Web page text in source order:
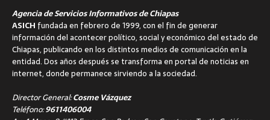
Agencia de Servicios Informativos de Chiapas
ASICH fundada en febrero de 1999, con el fin de generar
información del acontecer político, social y económico del estado de
Chiapas, publicando en los distintos medios de comunicación en la
entidad. Dos años después se transforma en portal de noticias en
internet, donde permanece sirviendo a la sociedad.
Director General:Cosme Vázquez
Teléfono:9611406004